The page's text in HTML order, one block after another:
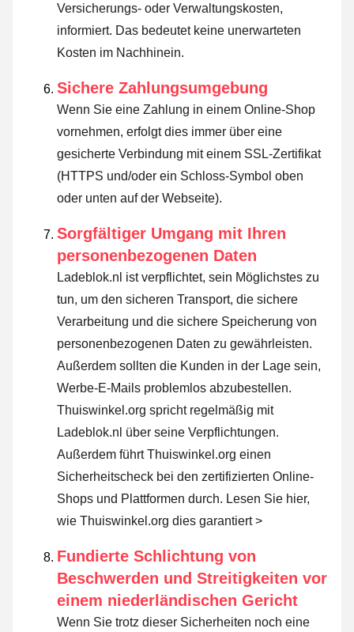
Versicherungs- oder Verwaltungskosten,
informiert. Das bedeutet keine unerwarteten
Kosten im Nachhinein.
Sichere Zahlungsumgebung
Wenn Sie eine Zahlung in einem Online-Shop
vornehmen, erfolgt dies immer über eine
gesicherte Verbindung mit einem SSL-Zertifikat
(HTTPS und/oder ein Schloss-Symbol oben
oder unten auf der Webseite).
Sorgfältiger Umgang mit Ihren
personenbezogenen Daten
Ladeblok.nl ist verpflichtet, sein Möglichstes zu
tun, um den sicheren Transport, die sichere
Verarbeitung und die sichere Speicherung von
personenbezogenen Daten zu gewährleisten.
Außerdem sollten die Kunden in der Lage sein,
Werbe-E-Mails problemlos abzubestellen.
Thuiswinkel.org spricht regelmäßig mit
Ladeblok.nl über seine Verpflichtungen.
Außerdem führt Thuiswinkel.org einen
Sicherheitscheck bei den zertifizierten Online-
Shops und Plattformen durch. Lesen Sie hier,
wie Thuiswinkel.org dies garantiert >
Fundierte Schlichtung von
Beschwerden und Streitigkeiten vor
einem niederländischen Gericht
Wenn Sie trotz dieser Sicherheiten noch eine